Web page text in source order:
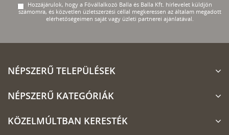
Hozzájárulok, hogy a Fővállalkozó Balla és Balla Kft. hírlevelet küldjön
számomra, és közvetlen üzletszerzési céllal megkeressen az általam megadott
elérhetőségeimen saját vagy üzleti partnerei ajánlatával.
NÉPSZERŰ TELEPÜLÉSEK
NÉPSZERŰ KATEGÓRIÁK
KÖZELMÚLTBAN KERESTÉK